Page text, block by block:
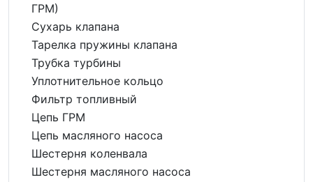
ГРМ)
Сухарь клапана
Тарелка пружины клапана
Трубка турбины
Уплотнительное кольцо
Фильтр топливный
Цепь ГРМ
Цепь масляного насоса
Шестерня коленвала
Шестерня масляного насоса